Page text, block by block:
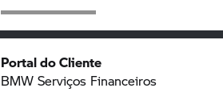
Portal do Cliente
BMW Serviços Financeiros